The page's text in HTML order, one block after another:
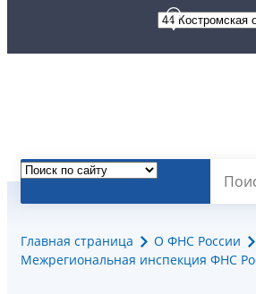
Главная страница О ФНС России
Межрегиональная инспекция ФНС